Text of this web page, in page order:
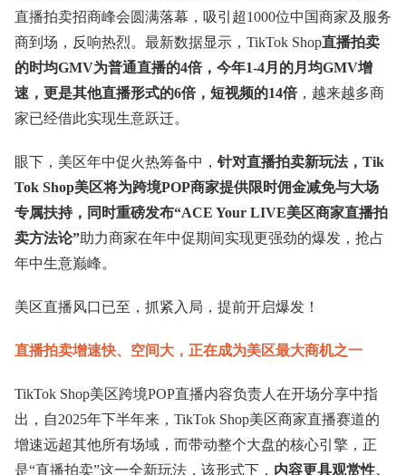
直播拍卖招商峰会圆满落幕，吸引超1000位中国商家及服务
商到场，反响热烈。最新数据显示，TikTok Shop直播拍卖
的时均GMV为普通直播的4倍，今年1-4月的月均GMV增
速，更是其他直播形式的6倍，短视频的14倍，越来越多商
家已经借此实现生意跃迁。
眼下，美区年中促火热筹备中， 针对直播拍卖新玩法，Tik
Tok Shop美区将为跨境POP商家提供限时佣金减免与大场
专属扶持，同时重磅发布“ACE Your LIVE美区商家直播拍
卖方法论”助力商家在年中促期间实现更强劲的爆发，抢占
年中生意巅峰。
美区直播风口已至，抓紧入局，提前开启爆发！
直播拍卖增速快、空间大，正在成为美区最大商机之一
TikTok Shop美区跨境POP直播内容负责人在开场分享中指
出，自2025年下半年来，TikTok Shop美区商家直播赛道的
增速远超其他所有场域，而带动整个大盘的核心引擎，正
是“直播拍卖”这一全新玩法，该形式下， 内容更具观赏性、